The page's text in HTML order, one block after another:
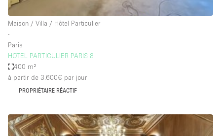
Espace Atypique / Unique
Espace Créatif
Espace Événementiel
Galerie d'art
Lobby / Accueil
Maison / Villa / Hôtel Particulier
Maison / Villa / Hôtel Particulier
∙
Paris
HOTEL PARTICULIER PARIS 8
400 m²
à partir de 3.600€ par jour
PROPRIÉTAIRE RÉACTIF